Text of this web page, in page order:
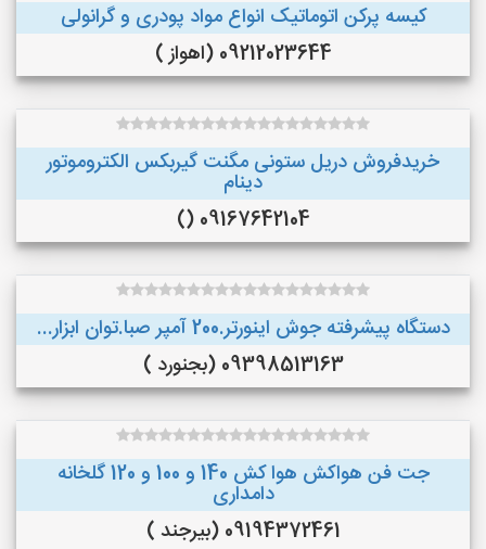
کیسه پرکن اتوماتیک انواع مواد پودری و گرانولی
09212023644 (اهواز )
خریدفروش دریل ستونی مگنت گیربکس الکتروموتور
دینام
09167642104 ()
دستگاه پیشرفته جوش اینورتر.200 آمپر صبا.توان ابزار...
09398513163 (بجنورد )
جت فن هواکش هوا کش 140 و 100 و 120 گلخانه
دامداری
09194372461 (بیرجند )